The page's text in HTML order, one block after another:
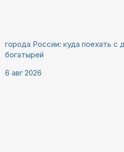
города России: куда поехать с
богатырей
6 авг 2026